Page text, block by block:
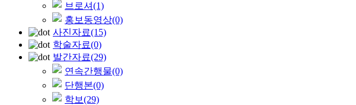
브로셔(1)
홍보동영상(0)
사진자료(15)
학술자료(0)
발간자료(29)
연속간행물(0)
단행본(0)
학보(29)